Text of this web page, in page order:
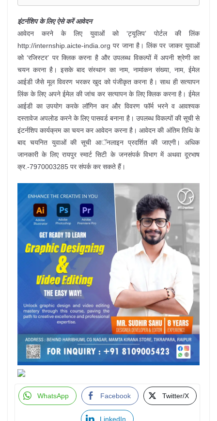
इंटर्नशिप के लिए ऐसे करें आवेदन
आवेदन करने के लिए युवाओं को ‘ट्यूलिप’ पोर्टल की लिंक
http://internship.aicte-india.org पर जाना है। लिंक पर जाकर युवाओं
को ‘रजिस्टर’ पर क्लिक करना है और उपलब्ध विकल्पों में अपनी श्रेणी का
चयन करना है। इसके बाद संस्थान का नाम, नामांकन संख्या, नाम, ईमेल
आईडी जैसे मूल विवरण भरकर खुद को पंजीकृत करना है। साथ ही सत्यापन
लिंक के लिए अपने ईमेल की जांच कर सत्यापन के लिए क्लिक करना है। ईमेल
आईडी का उपयोग करके लॉगिन कर और विवरण फॉर्म भरने व आवश्यक
दस्तावेज अपलोड करने के लिए पासवर्ड बनाना है। उपलब्ध विकल्पों की सूची से
इंटर्नशिप कार्यक्रम का चयन कर आवेदन करना है। आवेदन की अंतिम तिथि के
बाद चयनित युवाओं की सूची आॅनलाइन प्रदर्शित की जाएगी। अधिक
जानकारी के लिए रायपुर स्मार्ट सिटी के जनसंपर्क विभाग में अथवा दूरभाष
क्र.-7970003285 पर संपर्क कर सकते हैं।
WhatsApp Facebook Twitter/X
LinkedIn